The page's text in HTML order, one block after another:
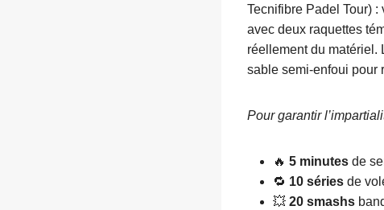
Tecnifibre Padel Tour)
avec deux raquettes
réellement du matériel.
sable semi-enfoui pour
Pour garantir
🔥 5 minutes de
🔁 10 séries de
💥 20 smashs